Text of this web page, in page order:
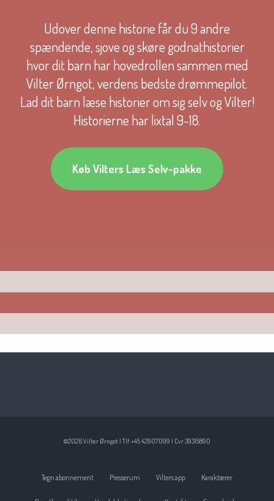
Udover denne historie får du 9 andre
spændende, sjove og skøre godnathistorier
hvor dit barn har hovedrollen sammen med
Vilter Ørngot, verdens bedste drømmepilot.
Lad dit barn læse historier om sig selv og Vilter!
Historierne har lixtal 9-18.
Køb Vilters Læs Selv-pakke
©2026 Vilter Ørngot | Tlf +45 42907099 | Cvr 39315890
Tegn abonnement Presserum Vilters app Karaktærer